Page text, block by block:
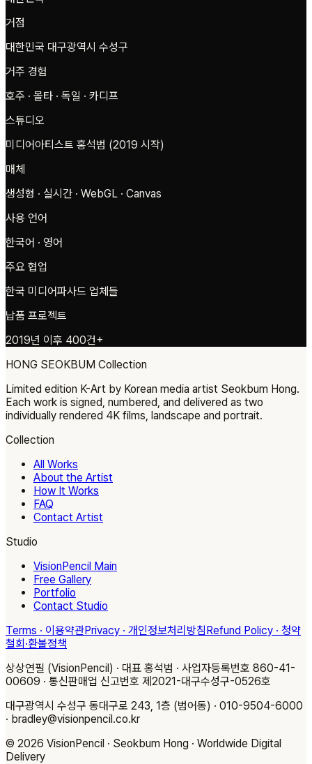
거점
대한민국 대구광역시 수성구
거주 경험
호주 · 몰타 · 독일 · 카디프
스튜디오
미디어아티스트 홍석범 (2019 시작)
매체
생성형 · 실시간 · WebGL · Canvas
사용 언어
한국어 · 영어
주요 협업
한국 미디어파사드 업체들
납품 프로젝트
2019년 이후 400건+
HONG SEOKBUM Collection
Limited edition K-Art by Korean media artist Seokbum Hong.
Each work is signed, numbered, and delivered as two
individually rendered 4K films, landscape and portrait.
Collection
All Works
About the Artist
How It Works
FAQ
Contact Artist
Studio
VisionPencil Main
Free Gallery
Portfolio
Contact Studio
Terms · 이용약관Privacy · 개인정보처리방침Refund Policy · 청약
철회·환불정책
상상연필 (VisionPencil) · 대표 홍석범 · 사업자등록번호 860-41-
00609 · 통신판매업 신고번호 제2021-대구수성구-0526호
대구광역시 수성구 동대구로 243, 1층 (범어동) · 010-9504-6000
· bradley@visionpencil.co.kr
© 2026 VisionPencil · Seokbum Hong · Worldwide Digital
Delivery